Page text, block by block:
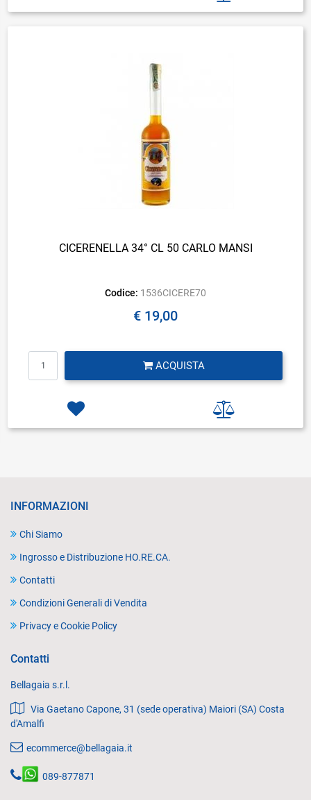
CICERENELLA 34° CL 50 CARLO MANSI
Codice: 1536CICERE70
€ 19,00
ACQUISTA
INFORMAZIONI
Chi Siamo
Ingrosso e Distribuzione HO.RE.CA.
Contatti
Condizioni Generali di Vendita
Privacy e Cookie Policy
Contatti
Bellagaia s.r.l.
Via Gaetano Capone, 31 (sede operativa) Maiori (SA) Costa
d'Amalfi
ecommerce@bellagaia.it
089-877871